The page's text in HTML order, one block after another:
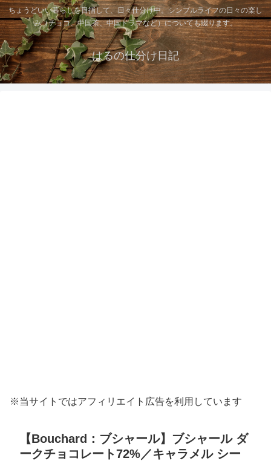
ちょうどいい暮らしを目指して、日々仕分け中。シンプルライフの日々の楽し
み（チョコ、中国茶、中国ドラマなど）についても綴ります。
はるの仕分け日記
※当サイトではアフィリエイト広告を利用しています
【Bouchard：ブシャール】ブシャール ダ
ークチョコレート72%／キャラメル シー